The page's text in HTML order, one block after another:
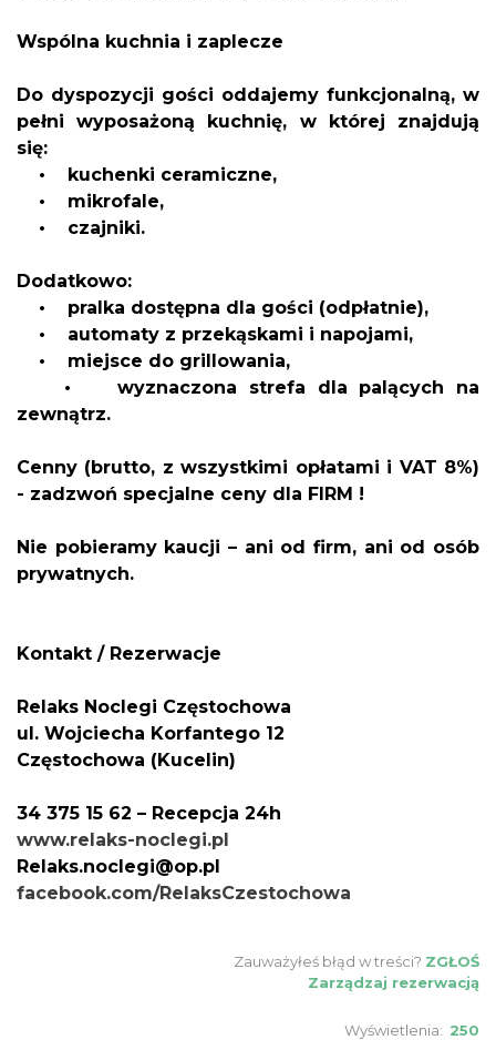
Wspólna kuchnia i zaplecze
Do dyspozycji gości oddajemy funkcjonalną, w
pełni wyposażoną kuchnię, w której znajdują
się:
• kuchenki ceramiczne,
• mikrofale,
• czajniki.
Dodatkowo:
• pralka dostępna dla gości (odpłatnie),
• automaty z przekąskami i napojami,
• miejsce do grillowania,
• wyznaczona strefa dla palących na
zewnątrz.
Cenny (brutto, z wszystkimi opłatami i VAT 8%)
- zadzwoń specjalne ceny dla FIRM !
Nie pobieramy kaucji – ani od firm, ani od osób
prywatnych.
Kontakt / Rezerwacje
Relaks Noclegi Częstochowa
ul. Wojciecha Korfantego 12
Częstochowa (Kucelin)
34 375 15 62 – Recepcja 24h
www.relaks-noclegi.pl
Relaks.noclegi@op.pl
facebook.com/RelaksCzestochowa
Zauważyłeś błąd w treści? ZGŁOŚ
Zarządzaj rezerwacją
Wyświetlenia: 250